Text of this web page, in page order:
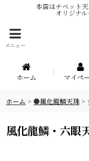
本店はチベット
オリジナ
メニュー
ホーム マイペ
ホーム > ●風化龍鱗天珠 >
風化龍鱗・六眼